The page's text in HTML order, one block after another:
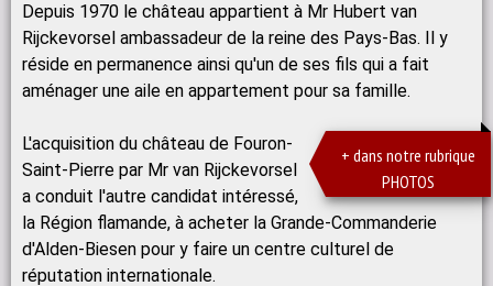
Depuis 1970 le château appartient à Mr Hubert van
Rijckevorsel ambassadeur de la reine des Pays-Bas. Il y
réside en permanence ainsi qu'un de ses fils qui a fait
aménager une aile en appartement pour sa famille.
+ dans notre rubrique
PHOTOS
L'acquisition du château de Fouron-
Saint-Pierre par Mr van Rijckevorsel
a conduit l'autre candidat intéressé,
la Région flamande, à acheter la Grande-Commanderie
d'Alden-Biesen pour y faire un centre culturel de
réputation internationale.